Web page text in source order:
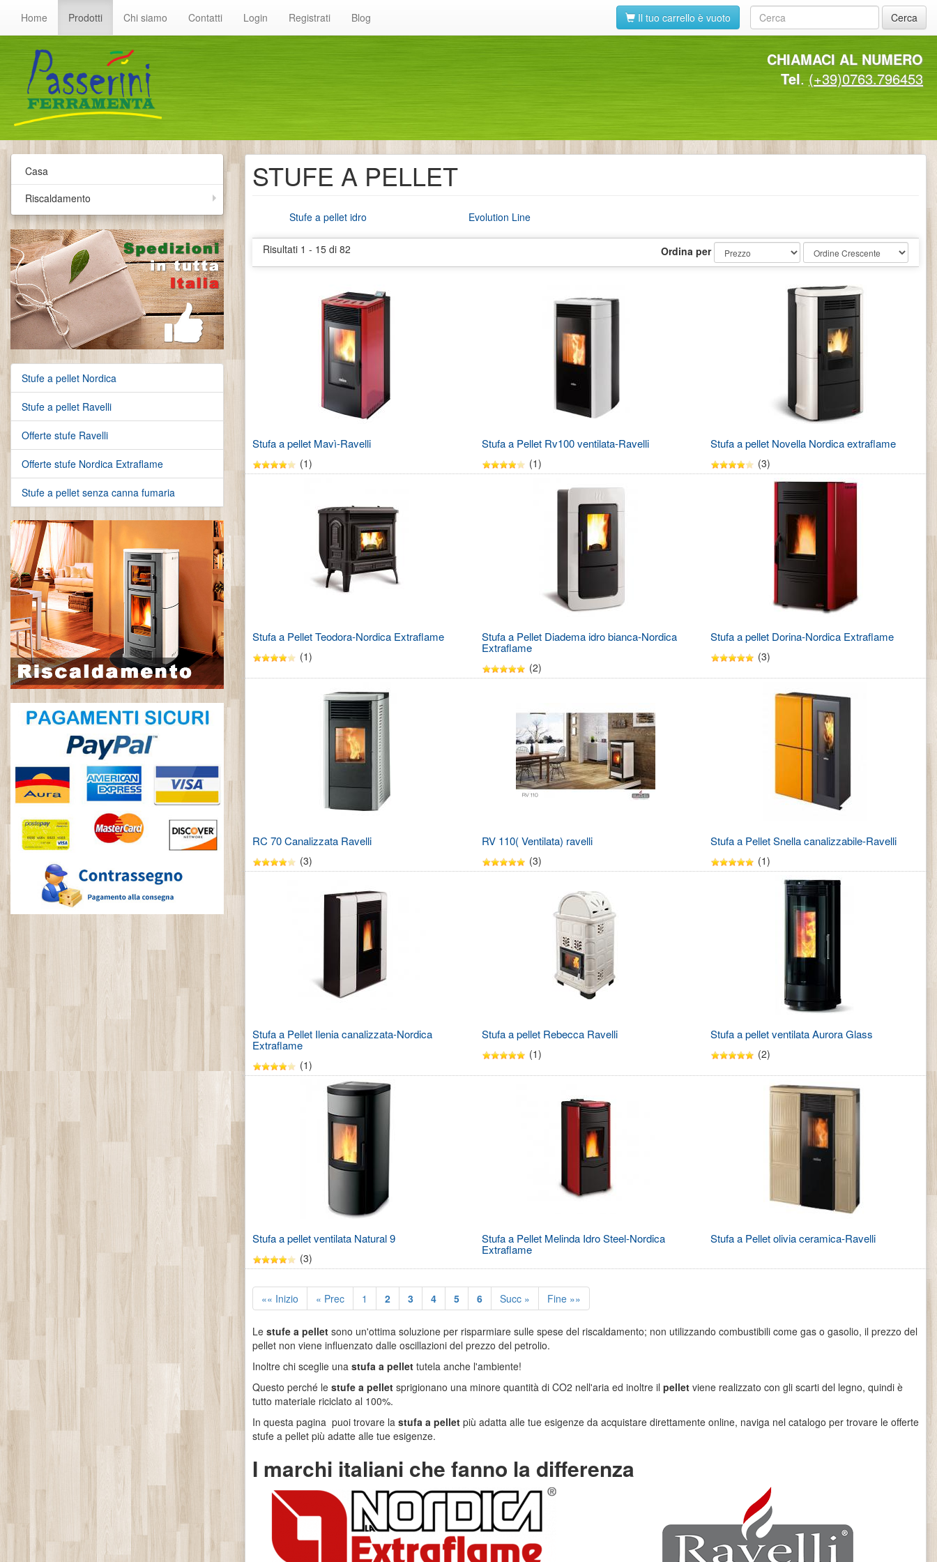
Cerca
Home Prodotti Chi siamo Contatti Login Registrati Blog Il tuo carrello è vuoto
CHIAMACI AL NUMERO
Tel. (+39)0763.796453
Casa
Riscaldamento
Stufe a pellet Nordica
Stufe a pellet Ravelli
Offerte stufe Ravelli
Offerte stufe Nordica Extraflame
Stufe a pellet senza canna fumaria
STUFE A PELLET
Stufe a pellet idro Evolution Line
Risultati 1 - 15 di 82 Ordina per
Stufa a pellet Mavì-Ravelli
(1)
Stufa a Pellet Rv100 ventilata-Ravelli
(1)
Stufa a pellet Novella Nordica extraflame
(3)
Stufa a Pellet Teodora-Nordica Extraflame
(1)
Stufa a Pellet Diadema idro bianca-Nordica
Extraflame
(2)
Stufa a pellet Dorina-Nordica Extraflame
(3)
RC 70 Canalizzata Ravelli
(3)
RV 110( Ventilata) ravelli
(3)
Stufa a Pellet Snella canalizzabile-Ravelli
(1)
Stufa a Pellet Ilenia canalizzata-Nordica
Extraflame
(1)
Stufa a pellet Rebecca Ravelli
(1)
Stufa a pellet ventilata Aurora Glass
(2)
Stufa a pellet ventilata Natural 9
(3)
Stufa a Pellet Melinda Idro Steel-Nordica
Extraflame
Stufa a Pellet olivia ceramica-Ravelli
«« Inizio « Prec 1 2 3 4 5 6 Succ » Fine »»
Le stufe a pellet sono un'ottima soluzione per risparmiare sulle spese del riscaldamento; non utilizzando combustibili come gas o gasolio, il prezzo del
pellet non viene influenzato dalle oscillazioni del prezzo del petrolio.
Inoltre chi sceglie una stufa a pellet tutela anche l'ambiente!
Questo perché le stufe a pellet sprigionano una minore quantità di CO2 nell'aria ed inoltre il pellet viene realizzato con gli scarti del legno, quindi è
tutto materiale riciclato al 100%.
In questa pagina puoi trovare la stufa a pellet più adatta alle tue esigenze da acquistare direttamente online, naviga nel catalogo per trovare le offerte
stufe a pellet più adatte alle tue esigenze.
I marchi italiani che fanno la differenza